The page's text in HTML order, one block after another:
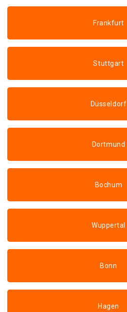
Frankfurt
Stuttgart
Düsseldorf
Dortmund
Bochum
Wuppertal
Bonn
Hagen